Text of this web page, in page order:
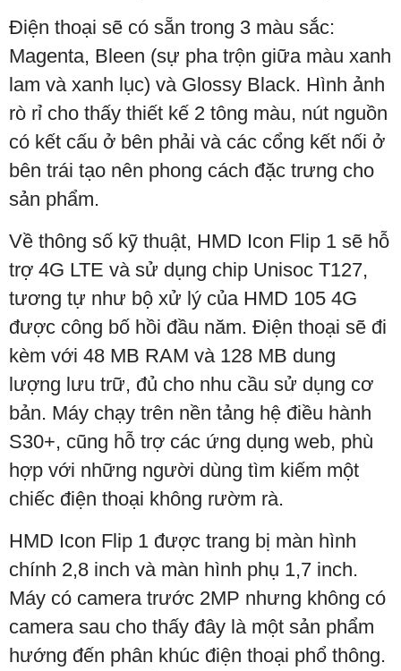
Điện thoại sẽ có sẵn trong 3 màu sắc:
Magenta, Bleen (sự pha trộn giữa màu xanh
lam và xanh lục) và Glossy Black. Hình ảnh
rò rỉ cho thấy thiết kế 2 tông màu, nút nguồn
có kết cấu ở bên phải và các cổng kết nối ở
bên trái tạo nên phong cách đặc trưng cho
sản phẩm.
Về thông số kỹ thuật, HMD Icon Flip 1 sẽ hỗ
trợ 4G LTE và sử dụng chip Unisoc T127,
tương tự như bộ xử lý của HMD 105 4G
được công bố hồi đầu năm. Điện thoại sẽ đi
kèm với 48 MB RAM và 128 MB dung
lượng lưu trữ, đủ cho nhu cầu sử dụng cơ
bản. Máy chạy trên nền tảng hệ điều hành
S30+, cũng hỗ trợ các ứng dụng web, phù
hợp với những người dùng tìm kiếm một
chiếc điện thoại không rườm rà.
HMD Icon Flip 1 được trang bị màn hình
chính 2,8 inch và màn hình phụ 1,7 inch.
Máy có camera trước 2MP nhưng không có
camera sau cho thấy đây là một sản phẩm
hướng đến phân khúc điện thoại phổ thông.